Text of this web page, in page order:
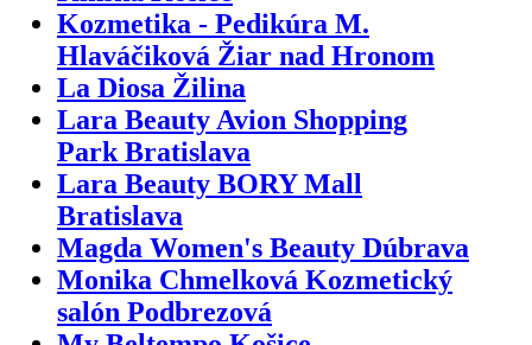
Kozmetika - Pedikúra M.
Hlaváčiková Žiar nad Hronom
La Diosa Žilina
Lara Beauty Avion Shopping
Park Bratislava
Lara Beauty BORY Mall
Bratislava
Magda Women's Beauty Dúbrava
Monika Chmelková Kozmetický
salón Podbrezová